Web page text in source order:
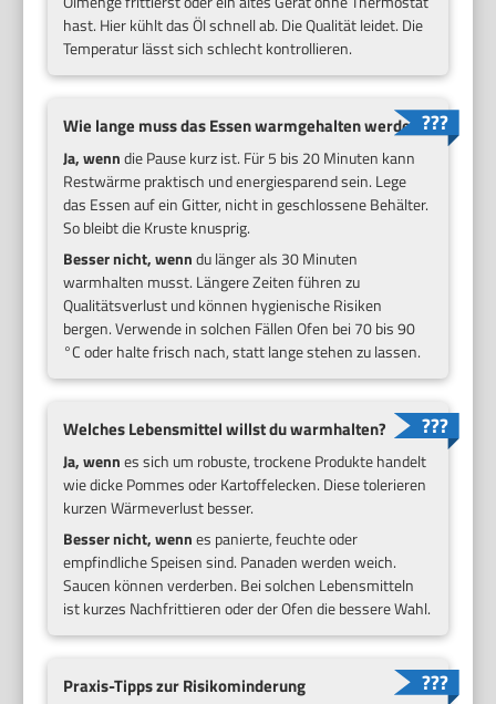
hast. Hier kühlt das Öl schnell ab. Die Qualität leidet. Die
Temperatur lässt sich schlecht kontrollieren.
Wie lange muss das Essen warmgehalten werden?
Ja, wenndie Pause kurz ist. Für 5 bis 20 Minuten kann
Restwärme praktisch und energiesparend sein. Lege
das Essen auf ein Gitter, nicht in geschlossene Behälter.
So bleibt die Kruste knusprig.
Besser nicht, wenndu länger als 30 Minuten
warmhalten musst. Längere Zeiten führen zu
Qualitätsverlust und können hygienische Risiken
bergen. Verwende in solchen Fällen Ofen bei 70 bis 90
°C oder halte frisch nach, statt lange stehen zu lassen.
Welches Lebensmittel willst du warmhalten?
Ja, wennes sich um robuste, trockene Produkte handelt
wie dicke Pommes oder Kartoffelecken. Diese tolerieren
kurzen Wärmeverlust besser.
Besser nicht, wennes panierte, feuchte oder
empfindliche Speisen sind. Panaden werden weich.
Saucen können verderben. Bei solchen Lebensmitteln
ist kurzes Nachfrittieren oder der Ofen die bessere Wahl.
Praxis-Tipps zur Risikominderung